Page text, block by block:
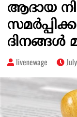
ആദായ
ദിനങ്ങൾ
livenewage